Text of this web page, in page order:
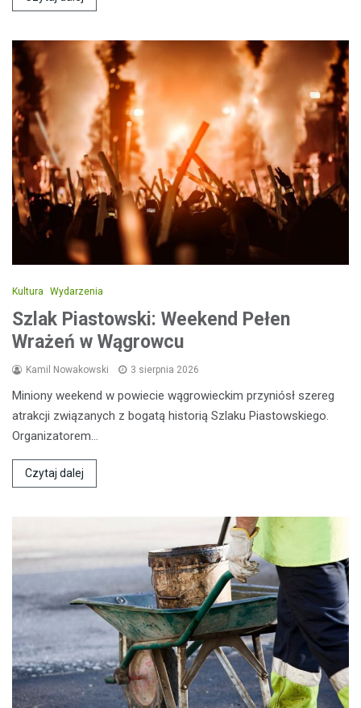
Kultura Wydarzenia
Szlak Piastowski: Weekend Pełen
Wrażeń w Wągrowcu
Kamil Nowakowski 3 sierpnia 2026
Miniony weekend w powiecie wągrowieckim przyniósł szereg
atrakcji związanych z bogatą historią Szlaku Piastowskiego.
Organizatorem…
Czytaj dalej